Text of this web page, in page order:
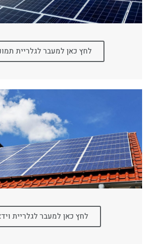
לחץ כאן למעבר לגלריית
לחץ כאן למעבר לגלריית